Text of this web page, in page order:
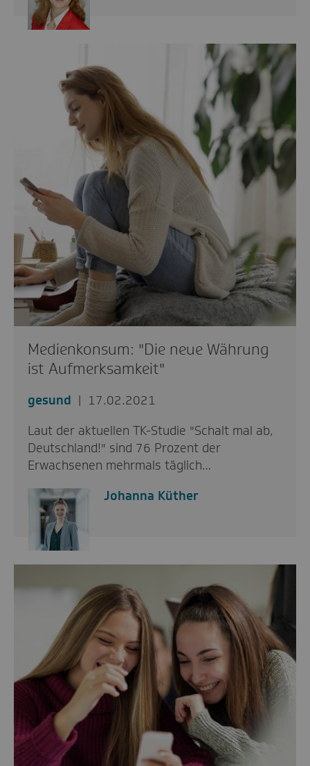
Medienkonsum: "Die neue Währung
ist Aufmerksamkeit"
gesund
17.02.2021
Laut der aktuellen TK-Studie "Schalt mal ab,
Deutschland!" sind 76 Prozent der
Erwachsenen mehrmals täglich…
Johanna Küther